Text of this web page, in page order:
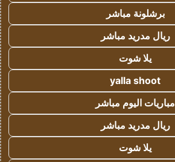
برشلونة مباشر
ريال مدريد مباشر
يلا شوت
yalla shoot
مباريات اليوم مباشر
ريال مدريد مباشر
يلا شوت